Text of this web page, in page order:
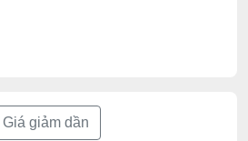
Giá giảm dần